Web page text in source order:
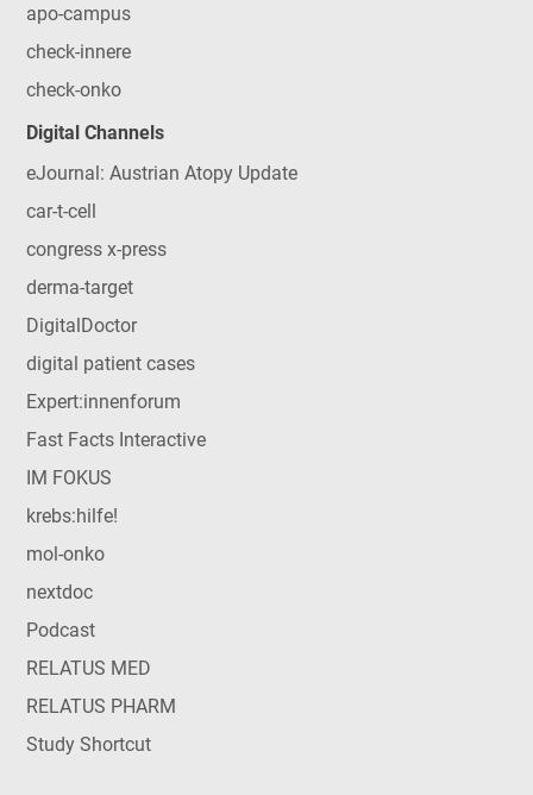
apo-campus
check-innere
check-onko
Digital Channels
eJournal: Austrian Atopy Update
car-t-cell
congress x-press
derma-target
DigitalDoctor
digital patient cases
Expert:innenforum
Fast Facts Interactive
IM FOKUS
krebs:hilfe!
mol-onko
nextdoc
Podcast
RELATUS MED
RELATUS PHARM
Study Shortcut